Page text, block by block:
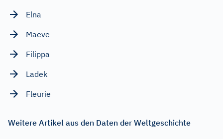
Elna
Maeve
Filippa
Ladek
Fleurie
Weitere Artikel aus den Daten der Weltgeschichte